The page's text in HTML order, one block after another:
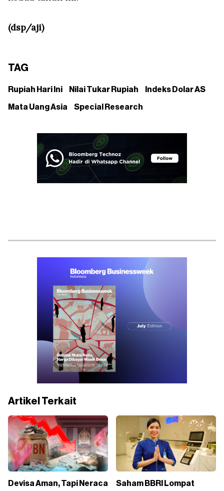
(dsp/aji)
TAG
Rupiah Hari Ini Nilai Tukar Rupiah Indeks Dolar AS
Mata Uang Asia Special Research
Artikel Terkait
Devisa Aman, Tapi Neraca
Saham BBRI Lompat